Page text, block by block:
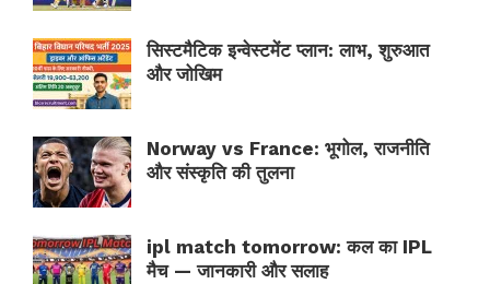
सिस्टमैटिक इन्वेस्टमेंट प्लान: लाभ, शुरुआत
और जोखिम
Norway vs France: भूगोल, राजनीति
और संस्कृति की तुलना
ipl match tomorrow: कल का IPL
मैच — जानकारी और सलाह